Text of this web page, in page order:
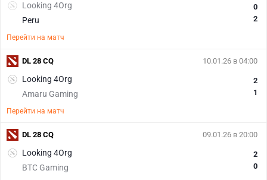
Looking 4Org
Peru
0
2
Перейти на матч
10.01.26 в 04:00
Looking 4Org
Amaru Gaming
2
1
Перейти на матч
DL 28 CQ
09.01.26 в 20:00
Looking 4Org
BTC Gaming
2
0
DL 28 CQ